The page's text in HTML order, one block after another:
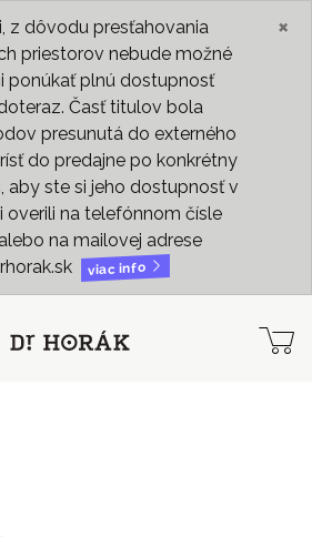
z dôvodu presťahovania
priestorov nebude možné
ponúkať plnú dostupnosť
Časť titulov bola
presunutá do externého
do predajne po konkrétny
aby ste si jeho dostupnosť v
overili na telefónnom čísle
na mailovej adrese
viac info
×